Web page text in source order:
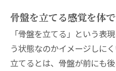
骨盤を立てる感覚を体
「骨盤を立てる」という表
う状態なのかイメージしに
立てるとは、骨盤が前にも